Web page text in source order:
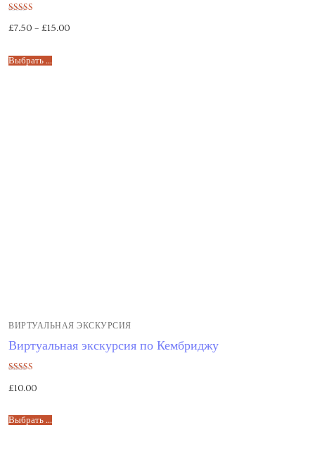
5.00
£7.50 – £15.00
Выбрать ...
ВИРТУАЛЬНАЯ ЭКСКУРСИЯ
Виртуальная экскурсия по Кембриджу
5.00
£10.00
Выбрать ...